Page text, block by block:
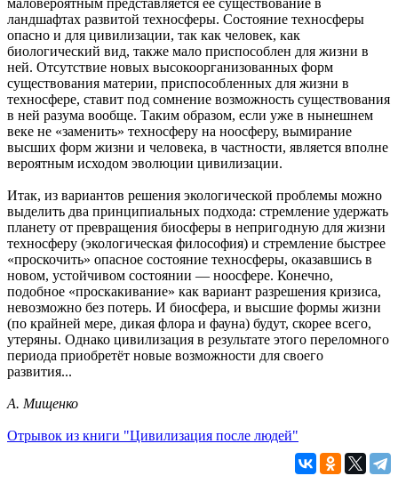
ландшафтах развитой техносферы. Состояние техносферы
опасно и для цивилизации, так как человек, как
биологический вид, также мало приспособлен для жизни в
ней. Отсутствие новых высокоорганизованных форм
существования материи, приспособленных для жизни в
техносфере, ставит под сомнение возможность существования
в ней разума вообще. Таким образом, если уже в нынешнем
веке не «заменить» техносферу на ноосферу, вымирание
высших форм жизни и человека, в частности, является вполне
вероятным исходом эволюции цивилизации.
Итак, из вариантов решения экологической проблемы можно
выделить два принципиальных подхода: стремление удержать
планету от превращения биосферы в непригодную для жизни
техносферу (экологическая философия) и стремление быстрее
«проскочить» опасное состояние техносферы, оказавшись в
новом, устойчивом состоянии — ноосфере. Конечно,
подобное «проскакивание» как вариант разрешения кризиса,
невозможно без потерь. И биосфера, и высшие формы жизни
(по крайней мере, дикая флора и фауна) будут, скорее всего,
утеряны. Однако цивилизация в результате этого переломного
периода приобретёт новые возможности для своего
развития...
А. Мищенко
Отрывок из книги "Цивилизация после людей"